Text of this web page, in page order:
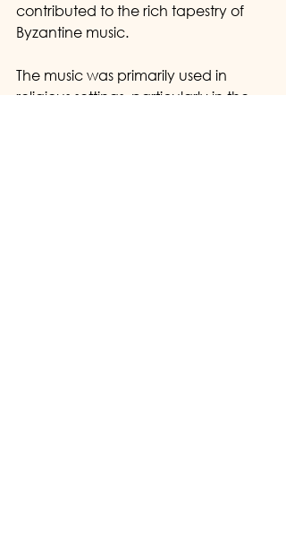
contributed to the rich tapestry of
Byzantine music.
The music was primarily used in
religious settings, particularly in the